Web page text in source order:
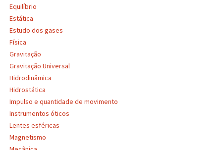
Equilíbrio
Estática
Estudo dos gases
Física
Gravitação
Gravitação Universal
Hidrodinâmica
Hidrostática
Impulso e quantidade de movimento
Instrumentos óticos
Lentes esféricas
Magnetismo